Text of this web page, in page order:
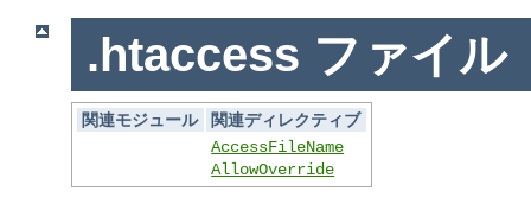
.htaccess ファイル
関連モジュール
関連ディレクティブ
AccessFileName
AllowOverride